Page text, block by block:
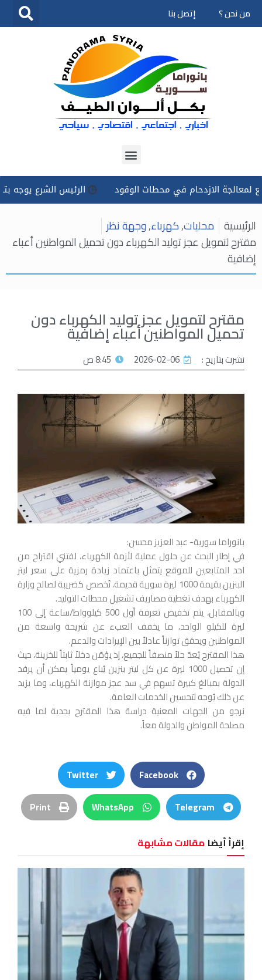
تخطى
من نحن ؟ إتصل بنا
الازدحام في محطات الوقود الرئيس الشرع يوجه بتسخير
الرئيسية محليات,كهرباء,وجهة نظر
مقترح لتمويل عجز توليد الكهرباء دون تحميل المواطنين أعباء
إضافية
مقترح لتمويل عجز توليد الكهرباء دون
تحميل المواطنين أعباء إضافية
نشرت بتاريخ : 2026-02-06 8:45 ص
بانوراما سورية- عبد العزيز محسن:
في إطار البحث عن حلول عملية لأزمة الكهرباء، لفتني اقتراح من
احد المتابعين للموقع يتمثل باعتماد زيادة رمزية على سعر ليتر
البنزين بقيمة 1000 ليرة سورية قديمة، تُخصص كضريبة لصالح وزارة
الكهرباء بهدف تغطية مصاريف تشغيل محطات التوليد.
وبالمقابل، يتم تخفيض تعرفة أول 500 كيلوواط/ساعة إلى 100
ليرة للكيلو الواحد، ما يخفف العبء عن شريحة واسعة من
المواطنين ويحقق توازناً عادلاً بين الإيرادات والدعم.
هذا المقترح يُعدّ حلاً منصفاً للجميع، إذ يؤمّن دخلاً ثابتاً للخزينة، حيث
إن تحصيل 1000 ليرة عن كل ليتر بنزين يُباع يومياً يمكن أن يرفد
الدولة بمبالغ كبيرة تسهم في سد عجز موازنة الكهرباء، وما يزيد
عن ذلك يُوجه لتحسين الخدمات العامة.
نرجو من الجهات المعنية دراسة هذا المقترح بجدية لما فيه
مصلحة المواطن والدولة معاً.
Facebook
Twitter
Telegram
WhatsApp
Print
إقرأ أيضا مقالات مشابهة